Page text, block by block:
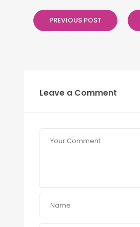
PREVIOUS POST
Leave a Comment